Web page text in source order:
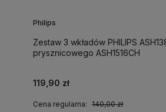
Philips
Zestaw 3 wkładów PHILIPS
prysznicowego ASH1516CH
119,90 zł
Cena regularna: 140,00 zł